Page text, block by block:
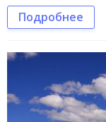
Подробнее